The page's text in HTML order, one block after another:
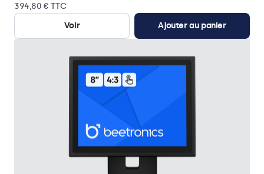
394,80 € TTC
Voir
Ajouter au panier